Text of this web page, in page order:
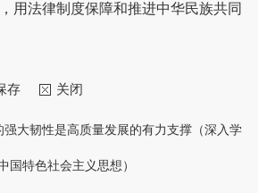
用法律制度保障和推进中华民族共同
关闭
存
强大韧性是高质量发展的有力支撑（深入学
国特色社会主义思想）